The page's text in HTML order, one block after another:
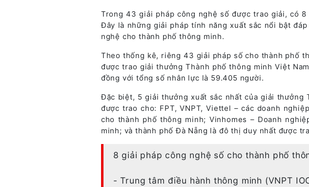
Trong 43 giải pháp công nghệ số được trao giải, có
Đây là những giải pháp tính năng xuất sắc nổi bật
nghệ cho thành phố thông minh.
Theo thống kê, riêng 43 giải pháp số cho thành phố
được trao giải thưởng Thành phố thông minh Việt
đồng với tổng số nhân lực là 59.405 người.
Đặc biệt, 5 giải thưởng xuất sắc nhất của giải thưởng
được trao cho: FPT, VNPT, Viettel – các doanh
cho thành phố thông minh; Vinhomes – Doanh
minh; và thành phố Đà Nẵng là đô thị duy nhất được
8 giải pháp công nghệ số cho thành phố
- Trung tâm điều hành thông minh (VNPT